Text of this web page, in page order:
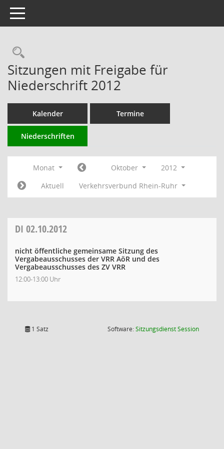
Toggle navigation
Rechercheauswahl
Sitzungen mit Freigabe für
Niederschrift 2012
Kalender Termine
Niederschriften
Monat Oktober
2012
Aktuell
Verkehrsverbund Rhein-Ruhr
DI 02.10.2012
nicht öffentliche gemeinsame Sitzung des
Vergabeausschusses der VRR AöR und des
Vergabeausschusses des ZV VRR
12:00-13:00 Uhr
1 Satz Software:SitzungsdienstSession(Wird in